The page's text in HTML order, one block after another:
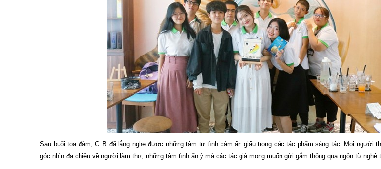
Sau buổi tọa đàm, CLB đã lắng nghe được những tâm tư tình cảm ẩn giấu trong các tác phẩm sáng tác. Mọi người
góc nhìn đa chiều về người làm thơ, những tâm tình ẩn ý mà các tác giả mong muốn gửi gắm thông qua ngôn từ nghệ